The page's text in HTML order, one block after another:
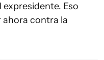
Eso
contra la